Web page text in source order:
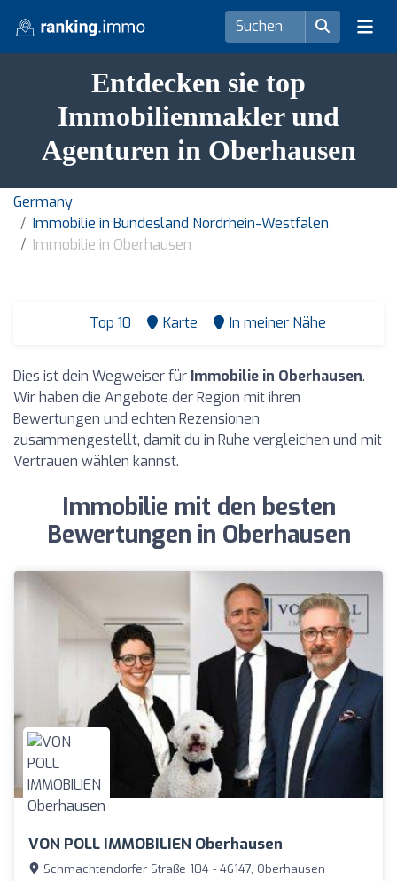
Entdecken sie top
Immobilienmakler und
Agenturen in Oberhausen
Germany
Immobilie in Bundesland Nordrhein-Westfalen
Immobilie in Oberhausen
Top 10 Karte In meiner Nähe
Dies ist dein Wegweiser für Immobilie in Oberhausen.
Wir haben die Angebote der Region mit ihren
Bewertungen und echten Rezensionen
zusammengestellt, damit du in Ruhe vergleichen und mit
Vertrauen wählen kannst.
Immobilie mit den besten
Bewertungen in Oberhausen
VON POLL IMMOBILIEN Oberhausen
Schmachtendorfer Straße 104 - 46147, Oberhausen